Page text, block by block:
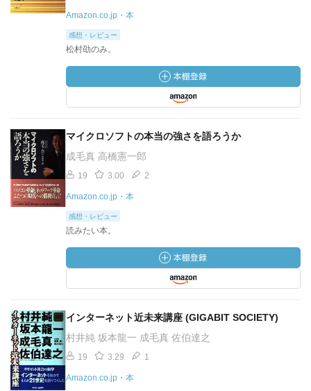
Amazon.co.jp・本
感想・レビュー
松村劭のみ。
マイクロソフトの本当の強さを語ろうか
成毛真 高橋憲一郎
19 3.00 2
Amazon.co.jp・本
感想・レビュー
読みたい本。
インターネット近未来講座 (GIGABIT SOCIETY)
村井純 坂本龍一 成毛真 佐伯達之
19 3.29 1
Amazon.co.jp・本